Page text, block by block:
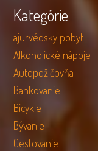
Kategórie
ajurvédsky pobyt
Alkoholické nápoje
Autopožičovňa
Bankovanie
Bicykle
Bývanie
Cestovanie